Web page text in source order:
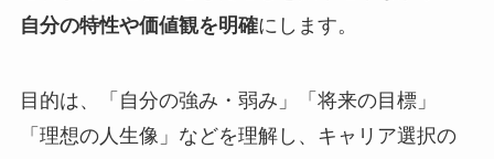
自分の特性や価値観を明確にします。
目的は、「自分の強み・弱み」「将来の目標」
「理想の人生像」などを理解し、キャリア選択の